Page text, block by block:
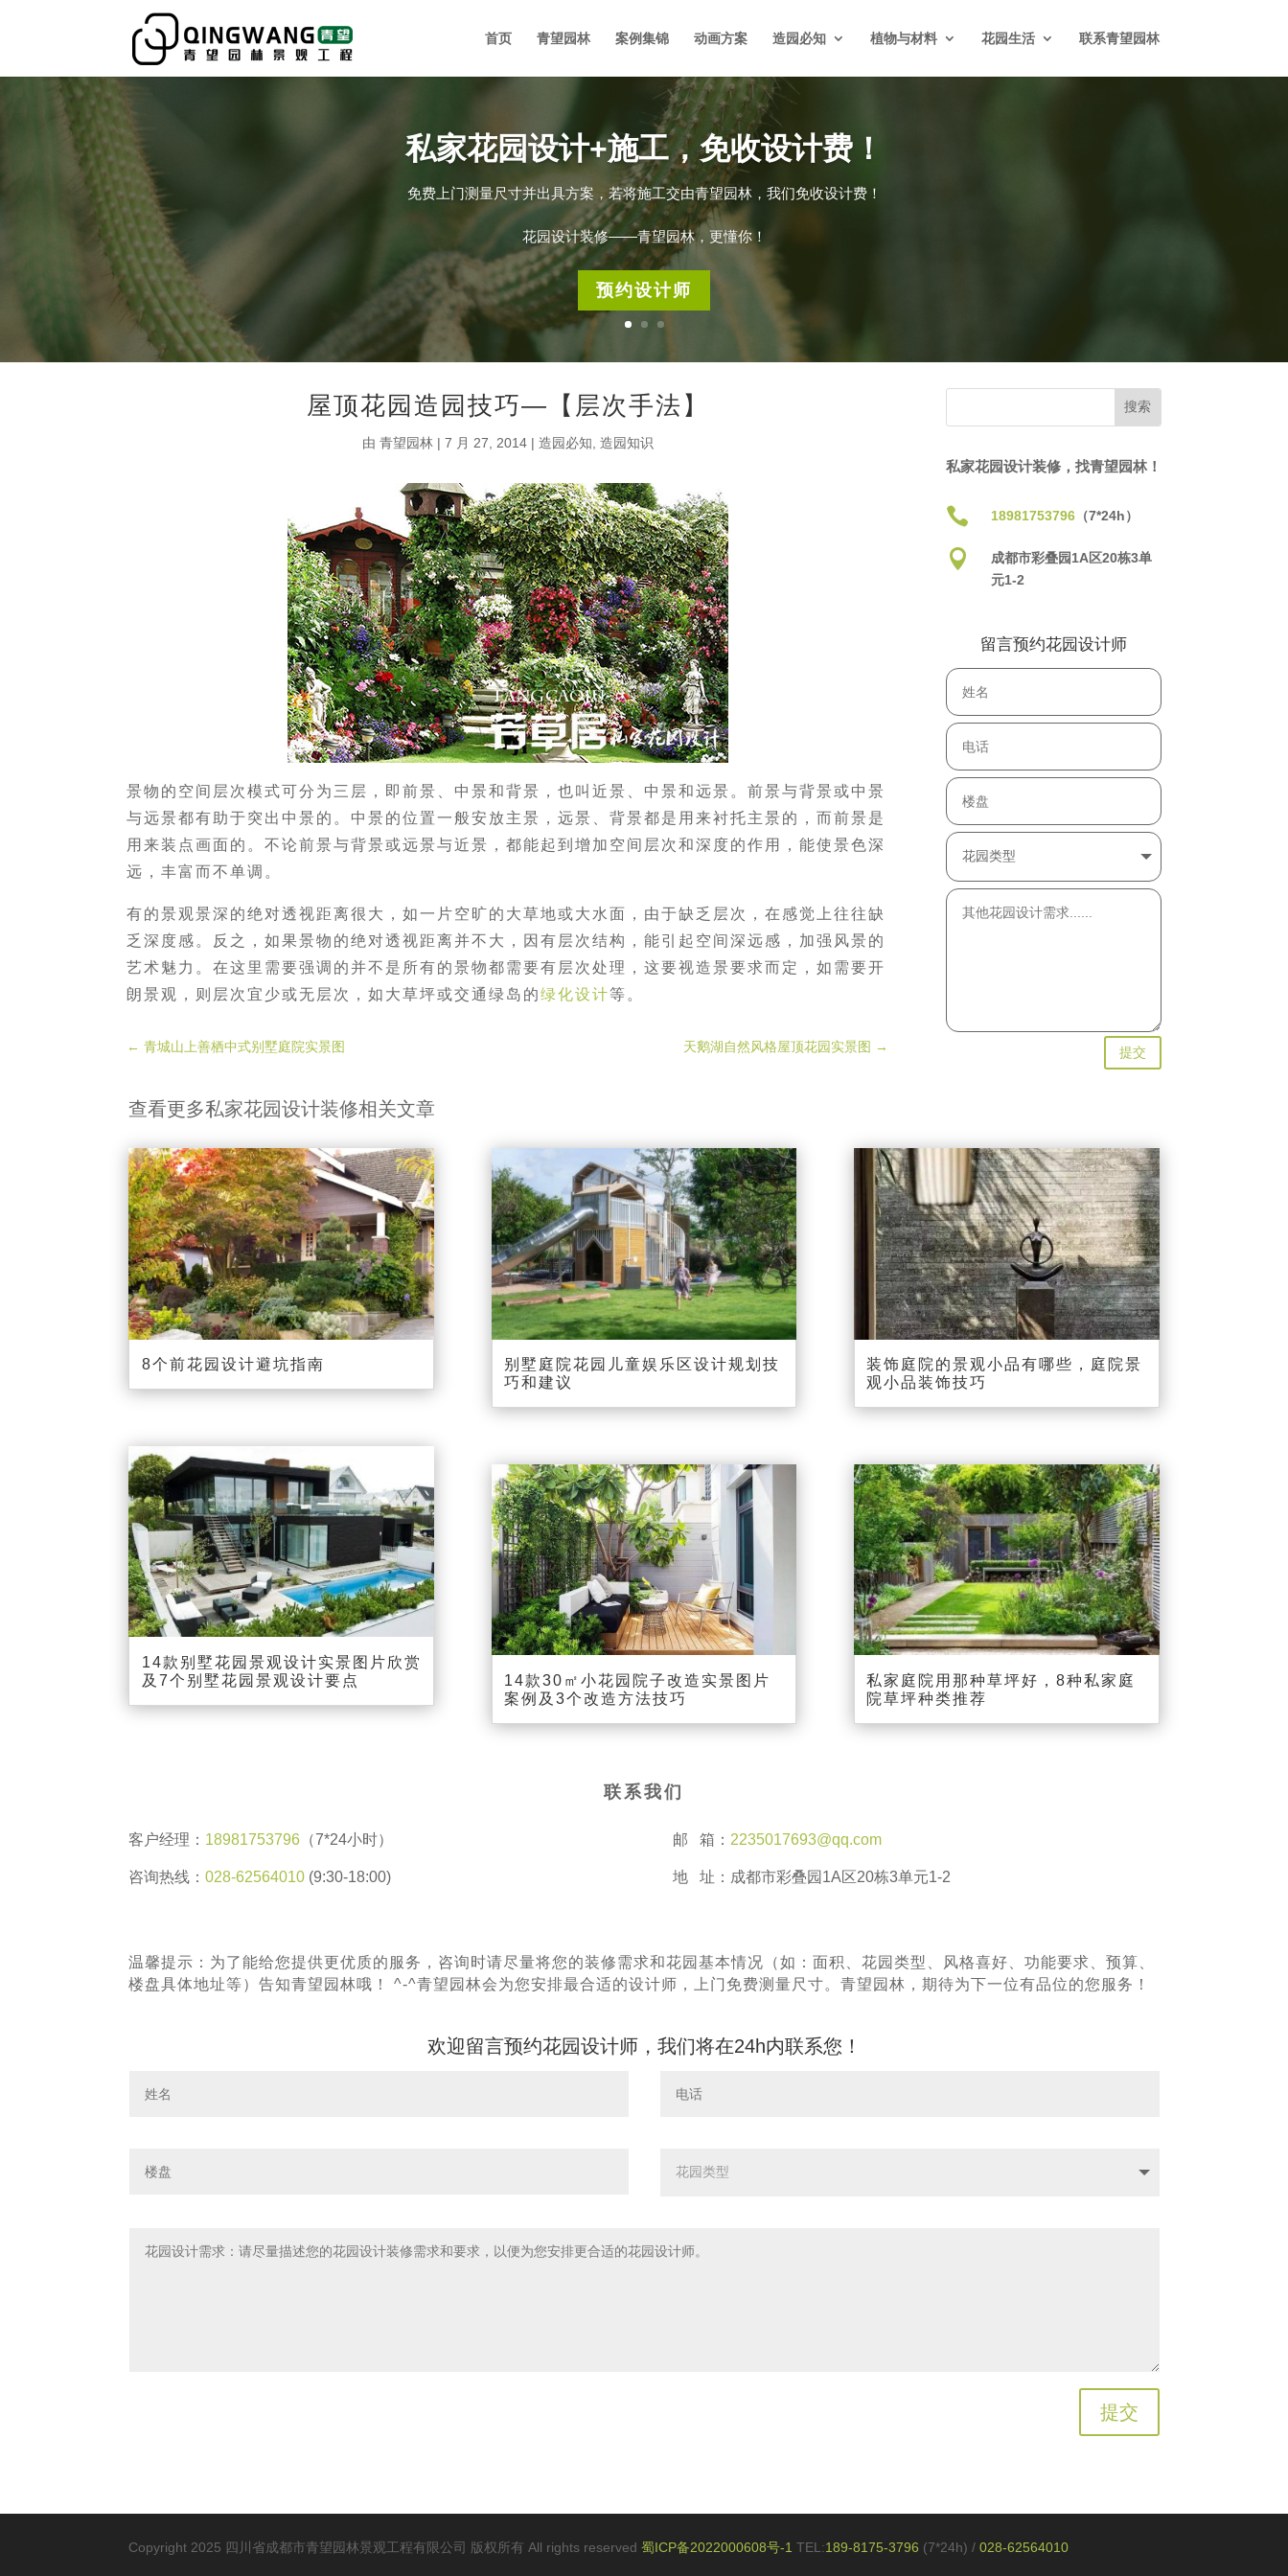
首页 青望园林 案例集锦 动画方案 造园必知 植物与材料 花园生活 联系青望园林
私家花园设计+施工，免收设计费！
免费上门测量尺寸并出具方案，若将施工交由青望园林，我们免收设计费！
花园设计装修——青望园林，更懂你！
预约设计师
屋顶花园造园技巧—【层次手法】
由 青望园林| 7 月 27, 2014| 造园必知 造园知识
景物的空间层次模式可分为三层，即前景、中景和背景，也叫近景、中景和远景。前景与背景或中景
与远景都有助于突出中景的。中景的位置一般安放主景，远景、背景都是用来衬托主景的，而前景是
用来装点画面的。不论前景与背景或远景与近景，都能起到增加空间层次和深度的作用，能使景色深
远，丰富而不单调。
有的景观景深的绝对透视距离很大，如一片空旷的大草地或大水面，由于缺乏层次，在感觉上往往缺
乏深度感。反之，如果景物的绝对透视距离并不大，因有层次结构，能引起空间深远感，加强风景的
艺术魅力。在这里需要强调的并不是所有的景物都需要有层次处理，这要视造景要求而定，如需要开
朗景观，则层次宜少或无层次，如大草坪或交通绿岛的绿化设计等。
← 青城山上善栖中式别墅庭院实景图 天鹅湖自然风格屋顶花园实景图 →
私家花园设计装修，找青望园林！
 18981753796（7*24h）

成都市彩叠园1A区20栋3单
元1-2
留言预约花园设计师
提交
查看更多私家花园设计装修相关文章
8个前花园设计避坑指南
14款别墅花园景观设计实景图片欣赏
及7个别墅花园景观设计要点
别墅庭院花园儿童娱乐区设计规划技
巧和建议
14款30㎡小花园院子改造实景图片
案例及3个改造方法技巧
装饰庭院的景观小品有哪些，庭院景
观小品装饰技巧
私家庭院用那种草坪好，8种私家庭
院草坪种类推荐
联系我们
客户经理： 18981753796 （7*24小时）
咨询热线：028-62564010 (9:30-18:00)
邮 箱： 2235017693@qq.com
地 址：成都市彩叠园1A区20栋3单元1-2
温馨提示：为了能给您提供更优质的服务，咨询时请尽量将您的装修需求和花园基本情况（如：面积、花园类型、风格喜好、功能要求、预算、
楼盘具体地址等）告知青望园林哦！ ^-^青望园林会为您安排最合适的设计师，上门免费测量尺寸。青望园林，期待为下一位有品位的您服务！
欢迎留言预约花园设计师，我们将在24h内联系您！
提交
Copyright 2025 四川省成都市青望园林景观工程有限公司 版权所有 All rights reserved蜀ICP备2022000608号-1 TEL:189-8175-3796 (7*24h) /028-62564010